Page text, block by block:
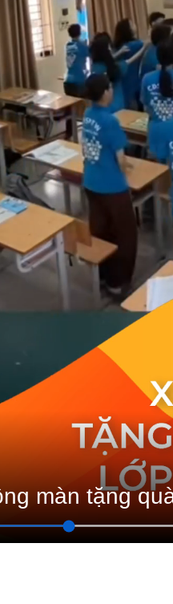
màn tặng